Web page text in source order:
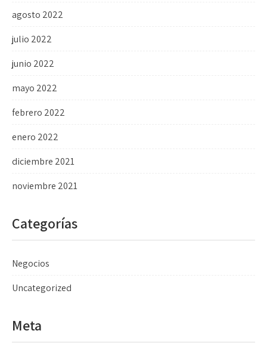
agosto 2022
julio 2022
junio 2022
mayo 2022
febrero 2022
enero 2022
diciembre 2021
noviembre 2021
Categorías
Negocios
Uncategorized
Meta